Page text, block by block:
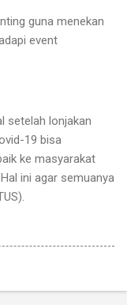
guna menekan
event
setelah lonjakan
19 bisa
ke masyarakat
ini agar semuanya